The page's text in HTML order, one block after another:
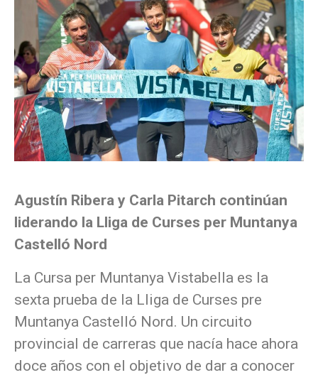
Agustín Ribera y Carla Pitarch continúan
liderando la Lliga de Curses per Muntanya
Castelló Nord
La Cursa per Muntanya Vistabella es la
sexta prueba de la Lliga de Curses pre
Muntanya Castelló Nord. Un circuito
provincial de carreras que nacía hace ahora
doce años con el objetivo de dar a conocer